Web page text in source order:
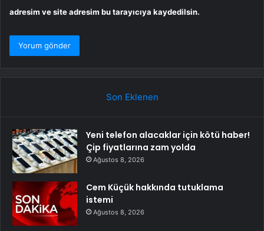
adresim ve site adresim bu tarayıcıya kaydedilsin.
Son Eklenen
Yeni telefon alacaklar için kötü haber!
Çip fiyatlarına zam yolda
Ağustos 8, 2026
Cem Küçük hakkında tutuklama
istemi
Ağustos 8, 2026